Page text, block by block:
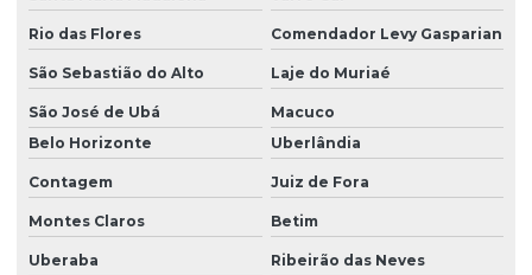
Rio das Flores Comendador Levy Gasparian
São Sebastião do Alto Laje do Muriaé
São José de Ubá
Macuco
Belo Horizonte
Uberlândia
Contagem Juiz de Fora
Montes Claros Betim
Uberaba Ribeirão das Neves